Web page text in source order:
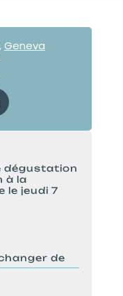
,Geneva
dégustation
à la
le jeudi 7
de